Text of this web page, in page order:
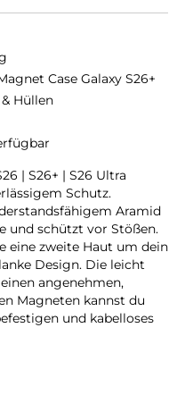
Case Galaxy S26+
Hüllen
| S26+ | S26 Ultra
Schutz.
Aramid
und schützt vor Stößen.
eine zweite Haut um dein
Design. Die leicht
angenehmen,
Magneten kannst du
und kabelloses